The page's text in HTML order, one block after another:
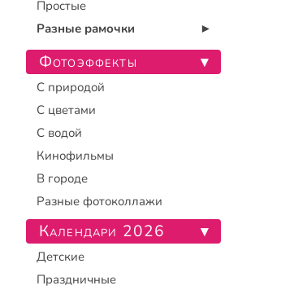
Простые
Разные рамочки
▾
Фотоэффекты ▾
С природой
С цветами
С водой
Кинофильмы
В городе
Разные фотоколлажи
Календари 2026 ▾
Детские
Праздничные